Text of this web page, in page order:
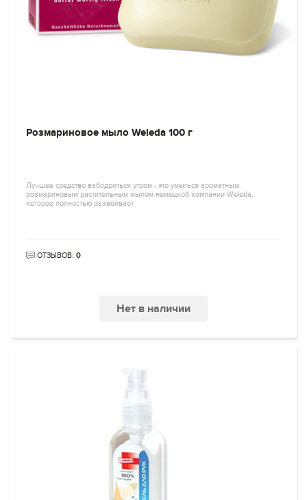
Розмариновое мыло Weleda 100 г
Лучшее средство взбодриться утром - это умыться ароматным
розмариновым растительным мылом немецкой компании Weleda,
которое полностью развеивает
ОТЗЫВОВ: 0
Нет в наличии